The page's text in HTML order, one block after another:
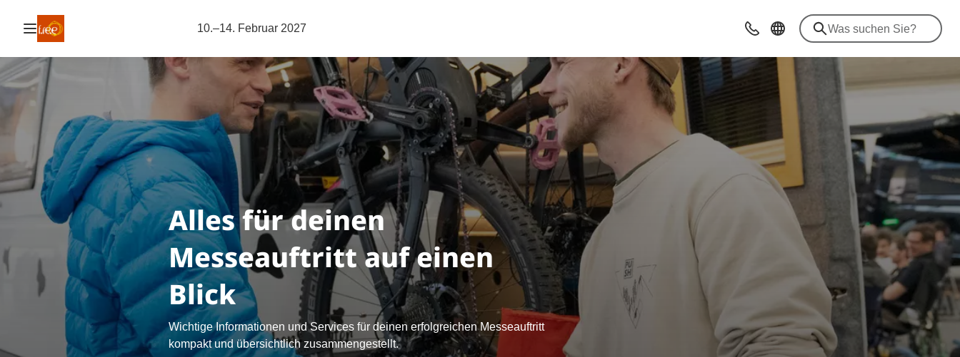
Navigation öffnen 10.–14. Februar 2027 Kontakt
Alles für deinen
Messeauftritt auf einen
Blick
Wichtige Informationen und Services für deinen erfolgreichen Messeauftritt
kompakt und übersichtlich zusammengestellt.